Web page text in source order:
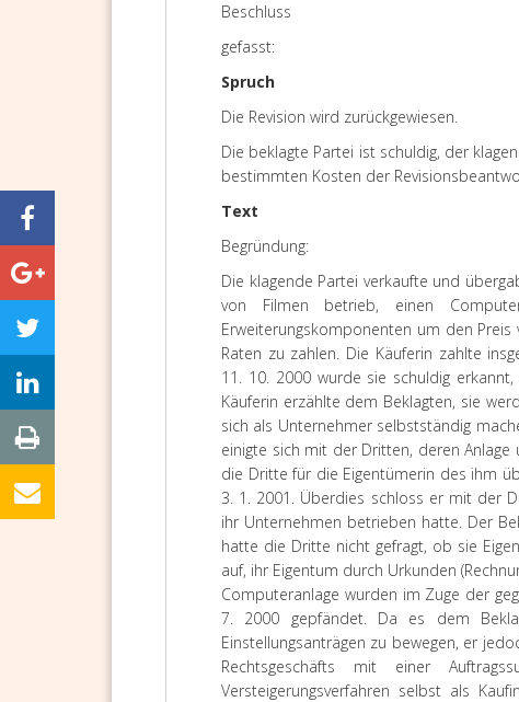
Beschluss
gefasst:
Spruch
Die Revision wird zurückgewiesen.
Die beklagte Partei ist schuldig, der
bestimmten Kosten der
Text
Begründung:
Die klagende Partei verkaufte und
von Filmen betrieb, einen
Erweiterungskomponenten um den
Raten zu zahlen. Die Käuferin zahlte
11. 10. 2000 wurde sie schuldig
Käuferin erzählte dem Beklagten, sie
sich als Unternehmer selbstständig
einigte sich mit der Dritten, deren
die Dritte für die Eigentümerin des ihm
3. 1. 2001. Überdies schloss er mit der
ihr Unternehmen betrieben hatte. Der
hatte die Dritte nicht gefragt, ob sie
auf, ihr Eigentum durch Urkunden
Computeranlage wurden im Zuge der
7. 2000 gepfändet. Da es dem
Einstellungsanträgen zu bewegen, er
Rechtsgeschäfts mit einer
Versteigerungsverfahren selbst als